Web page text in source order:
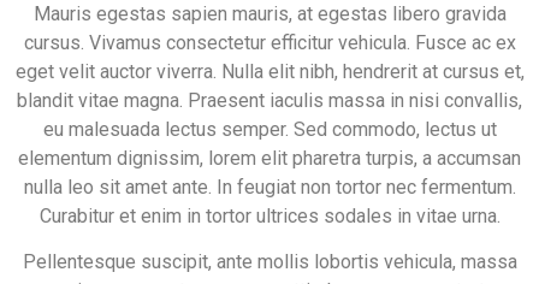
Mauris egestas sapien mauris, at egestas libero gravida
cursus. Vivamus consectetur efficitur vehicula. Fusce ac ex
eget velit auctor viverra. Nulla elit nibh, hendrerit at cursus et,
blandit vitae magna. Praesent iaculis massa in nisi convallis,
eu malesuada lectus semper. Sed commodo, lectus ut
elementum dignissim, lorem elit pharetra turpis, a accumsan
nulla leo sit amet ante. In feugiat non tortor nec fermentum.
Curabitur et enim in tortor ultrices sodales in vitae urna.
Pellentesque suscipit, ante mollis lobortis vehicula, massa